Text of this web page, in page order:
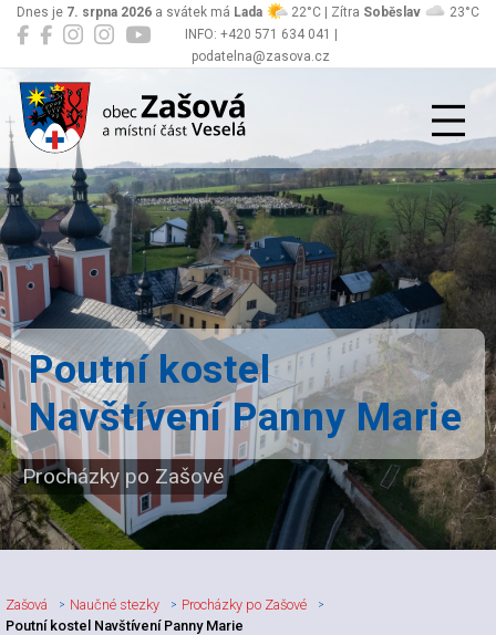
INFO: +420 571 634 041 |
podatelna@zasova.cz
Dnes je 7. srpna 2026 a svátek má Lada 22°C | Zítra Soběslav 23°C
Zašová
Poutní kostel
Navštívení Panny Marie
Procházky po Zašové
Zašová Naučné stezky
Procházky po Zašové
Poutní kostel Navštívení Panny Marie